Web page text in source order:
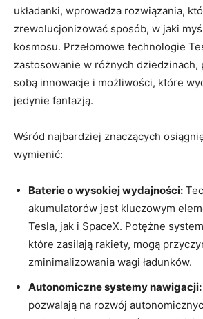
układanki, wprowadza rozwiązania,
zrewolucjonizować sposób, w jaki
kosmosu. Przełomowe technologie
zastosowanie w różnych dziedzinach,
sobą innowacje i możliwości, które
jedynie fantazją.
Wśród najbardziej znaczących
wymienić:
Baterie o wysokiej wydajności:
akumulatorów jest kluczowym
Tesla, jak i SpaceX. Potężne
które zasilają rakiety, mogą
zminimalizowania wagi ładunków.
Autonomiczne systemy nawigacji:
pozwalają na rozwój